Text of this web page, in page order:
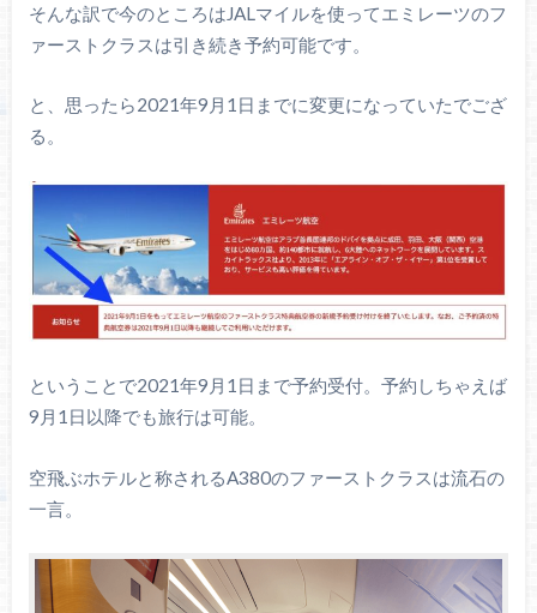
そんな訳で今のところはJALマイルを使ってエミレーツのフ
ァーストクラスは引き続き予約可能です。
と、思ったら2021年9月1日までに変更になっていたでござ
る。
ということで2021年9月1日まで予約受付。予約しちゃえば
9月1日以降でも旅行は可能。
空飛ぶホテルと称されるA380のファーストクラスは流石の
一言。